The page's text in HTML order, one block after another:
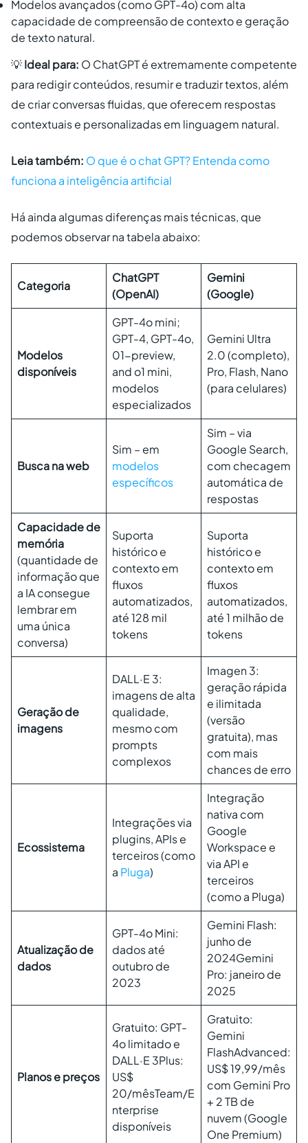
Modelos avançados (como GPT-4o) com alta
capacidade de compreensão de contexto e geração
de texto natural.
💡Ideal para: O ChatGPT é extremamente competente
para redigir conteúdos, resumir e traduzir textos, além
de criar conversas fluidas, que oferecem respostas
contextuais e personalizadas em linguagem natural.
Leia também: O que é o chat GPT? Entenda como
funciona a inteligência artificial
Há ainda algumas diferenças mais técnicas, que
podemos observar na tabela abaixo:
Categoria
ChatGPT
(OpenAI)
Gemini
(Google)
Modelos
disponíveis
GPT-4o mini;
GPT-4, GPT-4o,
01-preview,
and o1 mini,
modelos
especializados
Gemini Ultra
2.0 (completo),
Pro, Flash, Nano
(para celulares)
Busca na web
Sim – em
modelos
específicos
Sim – via
Google Search,
com checagem
automática de
respostas
Capacidade de
memória
(quantidade de
informação que
a IA consegue
lembrar em
uma única
conversa)
Suporta
histórico e
contexto em
fluxos
automatizados,
até 128 mil
tokens
Suporta
histórico e
contexto em
fluxos
automatizados,
até 1 milhão de
tokens
Geração de
imagens
DALL·E 3:
imagens de alta
qualidade,
mesmo com
prompts
complexos
Imagen 3:
geração rápida
e ilimitada
(versão
gratuita), mas
com mais
chances de erro
Ecossistema
Integrações via
plugins, APIs e
terceiros (como
a Pluga)
Integração
nativa com
Google
Workspace e
via API e
terceiros
(como a Pluga)
Atualização de
dados
GPT-4o Mini:
dados até
outubro de
2023
Gemini Flash:
junho de
2024Gemini
Pro: janeiro de
2025
Planos e preços
Gratuito: GPT-
4o limitado e
DALL·E 3Plus:
US$
20/mêsTeam/E
nterprise
disponíveis
Gratuito:
Gemini
FlashAdvanced:
US$ 19,99/mês
com Gemini Pro
+ 2 TB de
nuvem (Google
One Premium)